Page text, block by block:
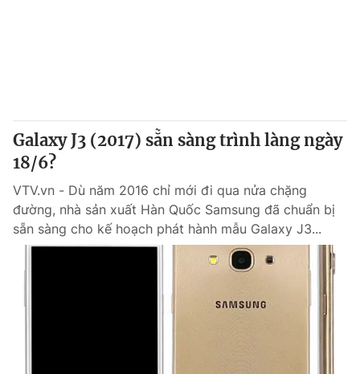
Góc doanh nghiệp
Truyền hình
Phim VTV
Hậu trường
Nhân vật
Khán giả
Giải sao mai
Giải trí
Điện ảnh
Đời sống
Du lịch
Galaxy J3 (2017) sẵn sàng trình làng ngày
18/6?
VTV.vn - Dù năm 2016 chỉ mới đi qua nửa chặng
đường, nhà sản xuất Hàn Quốc Samsung đã chuẩn bị
sẵn sàng cho kế hoạch phát hành mẫu Galaxy J3...